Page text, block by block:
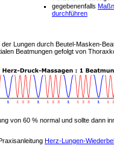
gegebenenfalls
durchführen
Lungen durch Beutel-Masken-
Beatmungen gefolgt von
von 60 % normal und sollte dann
Herz-Lungen-